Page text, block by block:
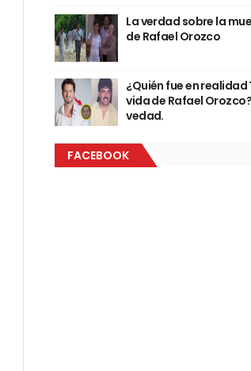
La verdad sobre la
de Rafael Orozco
¿Quién fue en realidad
vida de Rafael
vedad.
FACEBOOK